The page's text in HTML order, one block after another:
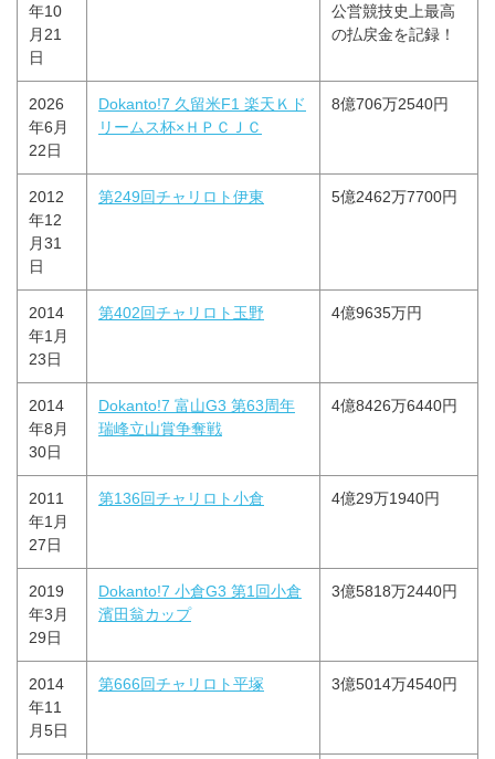
年10
月21
日
公営競技史上最高
の払戻金を記録！
2026
年6月
22日
Dokanto!7 久留米F1 楽天Ｋド
リームス杯×ＨＰＣＪＣ
8億706万2540円
2012
年12
月31
日
第249回チャリロト伊東 5億2462万7700円
2014
年1月
23日
第402回チャリロト玉野 4億9635万円
2014
年8月
30日
Dokanto!7 富山G3 第63周年
瑞峰立山賞争奪戦
4億8426万6440円
2011
年1月
27日
第136回チャリロト小倉 4億29万1940円
2019
年3月
29日
Dokanto!7 小倉G3 第1回小倉
濱田翁カップ
3億5818万2440円
2014
年11
月5日
第666回チャリロト平塚 3億5014万4540円